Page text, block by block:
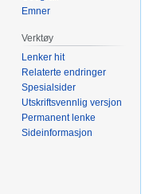
Emner
Verktøy
Lenker hit
Relaterte endringer
Spesialsider
Utskriftsvennlig versjon
Permanent lenke
Sideinformasjon